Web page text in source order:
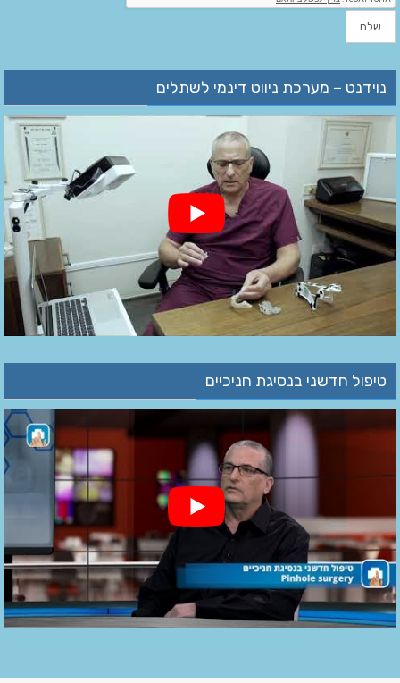
נוידנט – מערכת ניווט דינמי לשתלים
טיפול חדשני בנסיגת חניכיים